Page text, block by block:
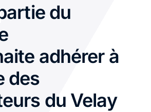
du
adhérer à
des
du Velay